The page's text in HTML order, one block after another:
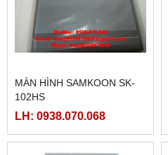
MÀN HÌNH SAMKOON SK-
102HS
LH: 0938.070.068